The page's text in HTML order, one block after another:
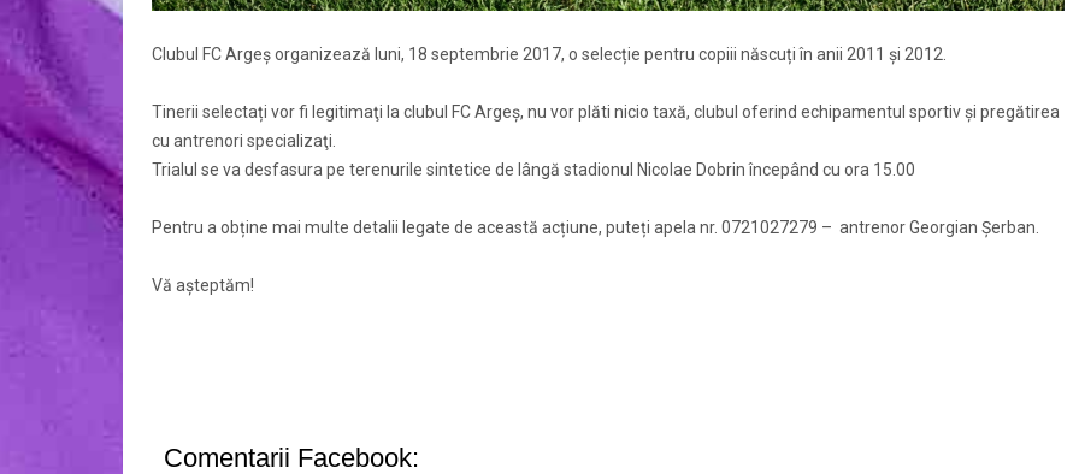
Clubul FC Argeș organizează luni, 18 septembrie 2017, o selecție pentru copiii născuți în anii 2011 și 2012.
Tinerii selectați vor fi legitimaţi la clubul FC Argeş, nu vor plăti nicio taxă, clubul oferind echipamentul sportiv şi pregătirea
cu antrenori specializaţi.
Trialul se va desfasura pe terenurile sintetice de lângă stadionul Nicolae Dobrin începând cu ora 15.00
Pentru a obține mai multe detalii legate de această acțiune, puteți apela nr. 0721027279 – antrenor Georgian Şerban.
Vă așteptăm!
Comentarii Facebook: